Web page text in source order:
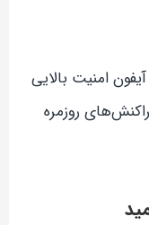
امنیت بالایی
روزمره